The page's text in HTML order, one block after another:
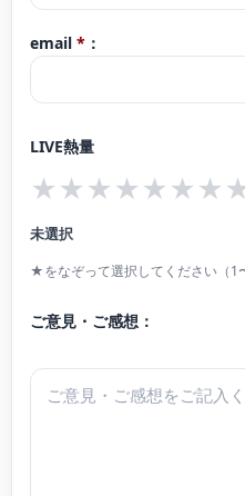
現在地元での子どもが自分の足でこれ
な音楽をする」プロジェクト代表。シ
演奏指導グレード4級。
故井上直幸、志水英子、篰幾世子、ボ
email * ：
LIVE熱量
★★★★★★★
未選択
★をなぞって選択してください（1
ご意見・ご感想：